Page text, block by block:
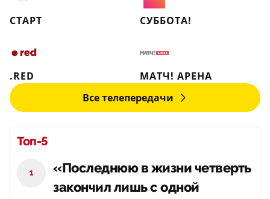
СТАРТ СУББОТА!
.RED
МАТЧ! АРЕНА
Все телепередачи
Топ-5
1
«Последнюю в жизни четверть
закончил лишь с одной